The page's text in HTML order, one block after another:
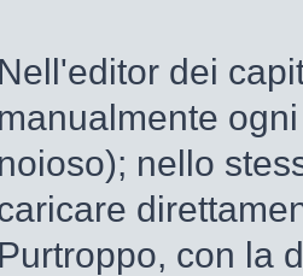
Nell'editor dei
manualmente
noioso); nello
Purtroppo, con la